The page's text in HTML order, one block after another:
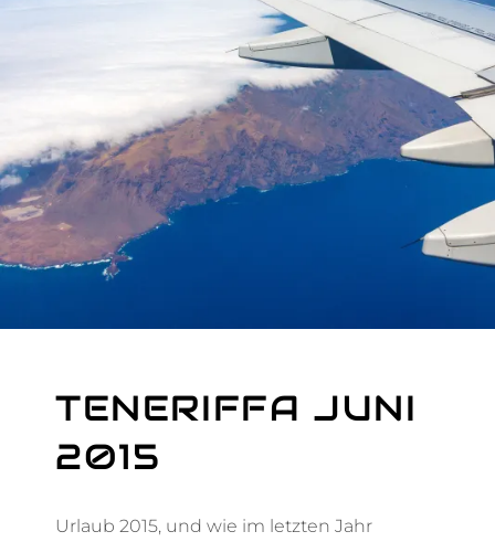
TENERIFFA JUNI
2015
Urlaub 2015, und wie im letzten Jahr